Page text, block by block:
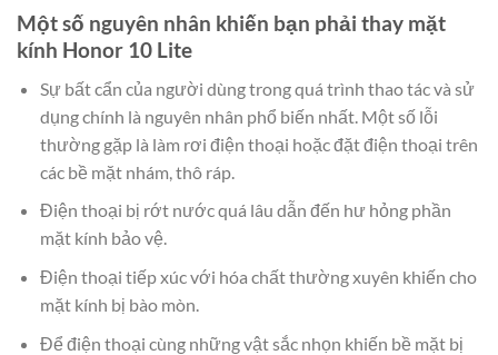
Một số nguyên nhân khiến bạn phải thay mặt
kính Honor 10 Lite
Sự bất cẩn của người dùng trong quá trình thao tác và sử
dụng chính là nguyên nhân phổ biến nhất. Một số lỗi
thường gặp là làm rơi điện thoại hoặc đặt điện thoại trên
các bề mặt nhám, thô ráp.
Điện thoại bị rớt nước quá lâu dẫn đến hư hỏng phần
mặt kính bảo vệ.
Điện thoại tiếp xúc với hóa chất thường xuyên khiến cho
mặt kính bị bào mòn.
Để điện thoại cùng những vật sắc nhọn khiến bề mặt bị